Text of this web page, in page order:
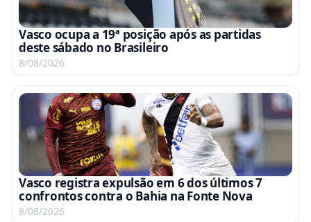
Vasco ocupa a 19ª posição após as partidas
deste sábado no Brasileiro
8/08/2026
Vasco registra expulsão em 6 dos últimos 7
confrontos contra o Bahia na Fonte Nova
8/08/2026